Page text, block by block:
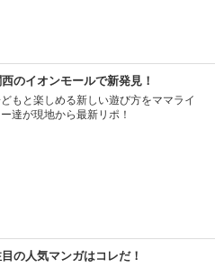
西のイオンモールで新発見！
もと楽しめる新しい遊び方をママライ
達が現地から最新リポ！
の人気マンガはコレだ！